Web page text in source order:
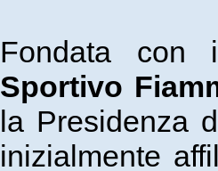
Fondata
Sportivo
la Presidenza
inizialmente